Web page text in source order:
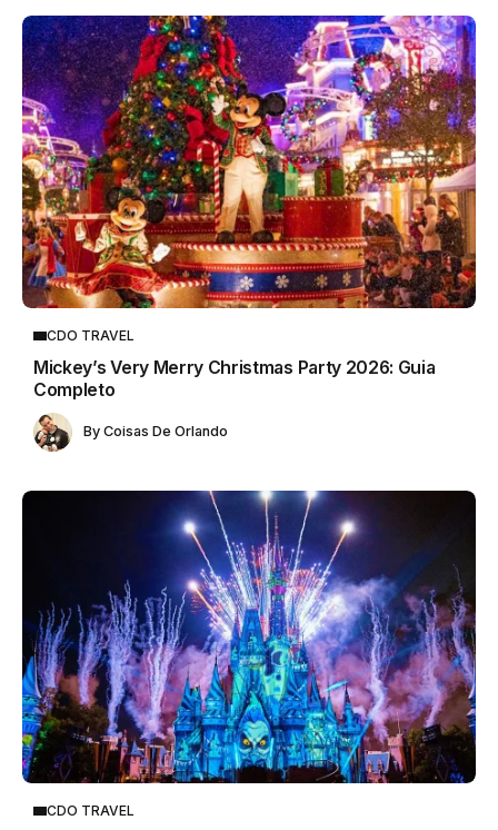
CDO TRAVEL
Mickey’s Very Merry Christmas Party 2026: Guia
Completo
By Coisas De Orlando
CDO TRAVEL